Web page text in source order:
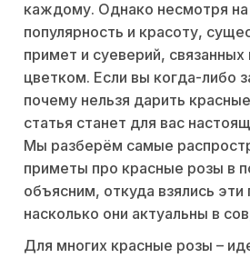
каждому. Однако несмотря
популярность и красоту,
примет и суеверий,
цветком. Если вы когда-либо
почему нельзя дарить
статья станет для вас
Мы разберём самые
приметы про красные розы в
объясним, откуда взялись эти
насколько они актуальны в
Для многих красные розы –